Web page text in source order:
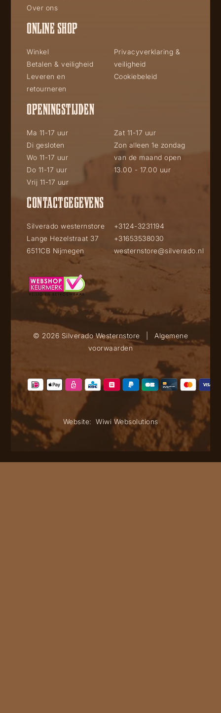
Over ons
ONLINE SHOP
Winkel
Betalen & veiligheid
Leveren en
retourneren
Privacyverklaring &
veiligheid
Cookiebeleid
OPENINGSTIJDEN
Ma 11-17 uur
Di gesloten
Wo 11-17 uur
Do 11-17 uur
Vrij 11-17 uur
Zat 11-17 uur
Zon alleen 1e zondag
van de maand open
13.00 - 17.00 uur
CONTACTGEGEVENS
Silverado westernstore
Lange Hezelstraat 37
6511CB Nijmegen
+3124-3231194
+31653538030
westernstore@silverado.nl
© 2026 Silverado Westernstore
Algemene
voorwaarden
Website: Wiwi Websolutions